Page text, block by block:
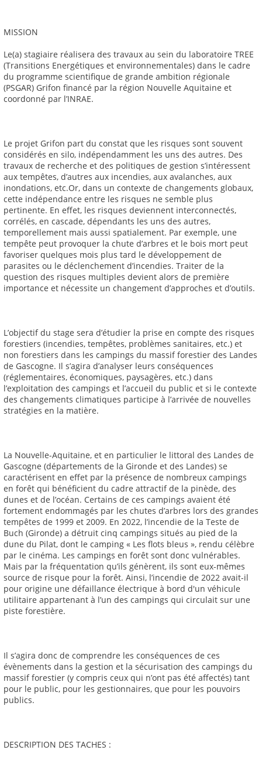
MISSION
Le(a) stagiaire réalisera des travaux au sein du laboratoire TREE
(Transitions Energétiques et environnementales) dans le cadre
du programme scientifique de grande ambition régionale
(PSGAR) Grifon financé par la région Nouvelle Aquitaine et
coordonné par l’INRAE.
Le projet Grifon part du constat que les risques sont souvent
considérés en silo, indépendamment les uns des autres. Des
travaux de recherche et des politiques de gestion s’intéressent
aux tempêtes, d’autres aux incendies, aux avalanches, aux
inondations, etc.Or, dans un contexte de changements globaux,
cette indépendance entre les risques ne semble plus
pertinente. En effet, les risques deviennent interconnectés,
corrélés, en cascade, dépendants les uns des autres,
temporellement mais aussi spatialement. Par exemple, une
tempête peut provoquer la chute d’arbres et le bois mort peut
favoriser quelques mois plus tard le développement de
parasites ou le déclenchement d’incendies. Traiter de la
question des risques multiples devient alors de première
importance et nécessite un changement d’approches et d’outils.
L’objectif du stage sera d’étudier la prise en compte des risques
forestiers (incendies, tempêtes, problèmes sanitaires, etc.) et
non forestiers dans les campings du massif forestier des Landes
de Gascogne. Il s’agira d’analyser leurs conséquences
(réglementaires, économiques, paysagères, etc.) dans
l’exploitation des campings et l’accueil du public et si le contexte
des changements climatiques participe à l’arrivée de nouvelles
stratégies en la matière.
La Nouvelle-Aquitaine, et en particulier le littoral des Landes de
Gascogne (départements de la Gironde et des Landes) se
caractérisent en effet par la présence de nombreux campings
en forêt qui bénéficient du cadre attractif de la pinède, des
dunes et de l’océan. Certains de ces campings avaient été
fortement endommagés par les chutes d’arbres lors des grandes
tempêtes de 1999 et 2009. En 2022, l’incendie de la Teste de
Buch (Gironde) a détruit cinq campings situés au pied de la
dune du Pilat, dont le camping « Les flots bleus », rendu célèbre
par le cinéma. Les campings en forêt sont donc vulnérables.
Mais par la fréquentation qu’ils génèrent, ils sont eux-mêmes
source de risque pour la forêt. Ainsi, l’incendie de 2022 avait-il
pour origine une défaillance électrique à bord d'un véhicule
utilitaire appartenant à l’un des campings qui circulait sur une
piste forestière.
Il s’agira donc de comprendre les conséquences de ces
évènements dans la gestion et la sécurisation des campings du
massif forestier (y compris ceux qui n’ont pas été affectés) tant
pour le public, pour les gestionnaires, que pour les pouvoirs
publics.
DESCRIPTION DES TACHES :